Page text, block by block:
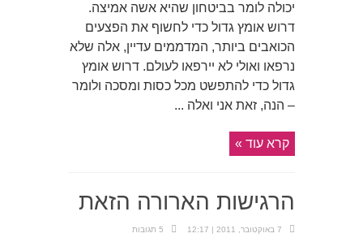
יכולה לומר בביטחון שהיא אשה אמיצה.
דרוש אומץ גדול כדי לחשוף את הפצעים
הכואבים ביותר, המדממים עדיין, אלה שלא
נרפאו ואולי לא יירפאו לעולם. דרוש אומץ
גדול כדי להתפשט מכל כסות ומסכה ולומר
– הנה, זאת אני ואלה ...
קרא עוד »
הרגישות הארורה הזאת
7 באוקטובר, 2011 | 12:17 5 תגובות